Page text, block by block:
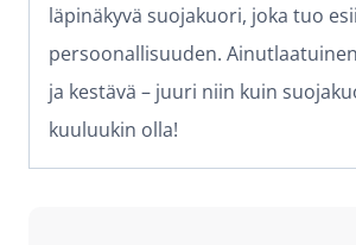
läpinäkyvä suojakuori, joka tuo
persoonallisuuden.
ja kestävä – juuri niin kuin
kuuluukin olla!